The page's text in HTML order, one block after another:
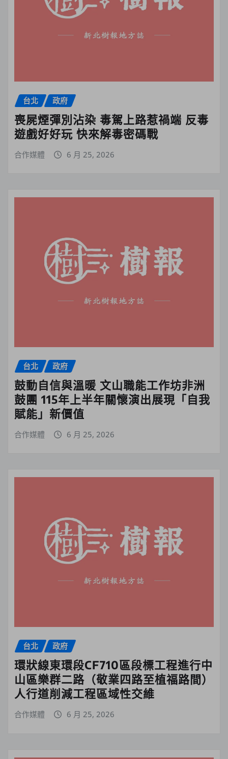
台北 政府
喪屍煙彈別沾染 毒駕上路惹禍端 反毒
遊戲好好玩 快來解毒密碼戰
合作媒體 6 月 25, 2026
台北 政府
鼓動自信與溫暖 文山職能工作坊非洲
鼓團 115年上半年關懷演出展現「自我
賦能」新價值
合作媒體 6 月 25, 2026
台北 政府
環狀線東環段CF710區段標工程進行中
山區樂群二路（敬業四路至植福路間）
人行道削減工程區域性交維
合作媒體 6 月 25, 2026